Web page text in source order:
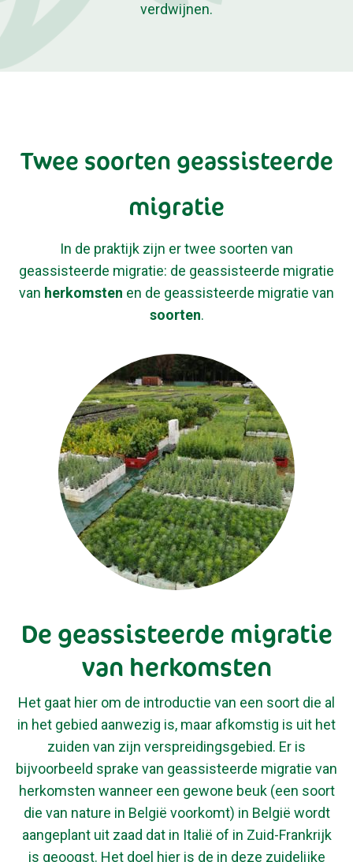
verdwijnen.
Twee soorten geassisteerde
migratie
In de praktijk zijn er twee soorten van
geassisteerde migratie: de geassisteerde migratie
van herkomsten en de geassisteerde migratie van
soorten.
De geassisteerde migratie
van herkomsten
Het gaat hier om de introductie van een soort die al
in het gebied aanwezig is, maar afkomstig is uit het
zuiden van zijn verspreidingsgebied. Er is
bijvoorbeeld sprake van geassisteerde migratie van
herkomsten wanneer een gewone beuk (een soort
die van nature in België voorkomt) in België wordt
aangeplant uit zaad dat in Italië of in Zuid-Frankrijk
is geoogst. Het doel hier is de in deze zuidelijke